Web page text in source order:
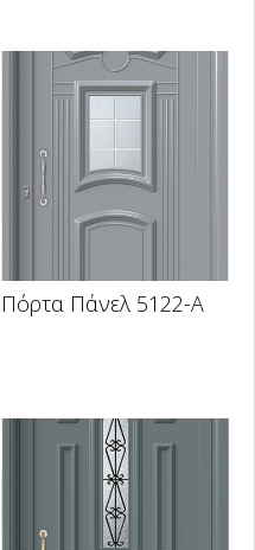
Πόρτα Πάνελ 5122-A